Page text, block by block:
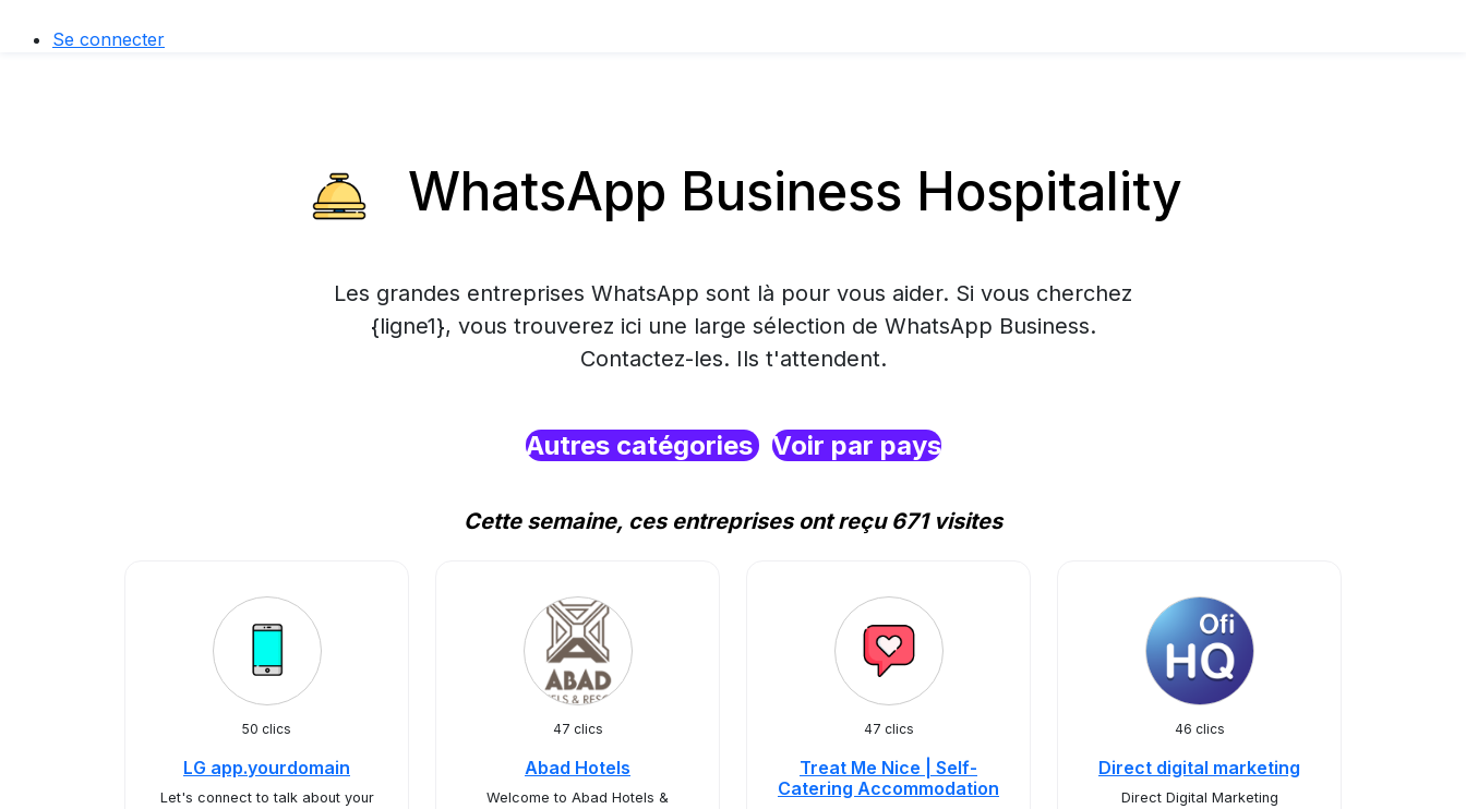
Se connecter
WhatsApp Business Hospitality
Les grandes entreprises WhatsApp sont là pour vous aider. Si vous cherchez
{ligne1}, vous trouverez ici une large sélection de WhatsApp Business.
Contactez-les. Ils t'attendent.
Autres catégories Voir par pays
Cette semaine, ces entreprises ont reçu 671 visites
50 clics
LG app.yourdomain
Let's connect to talk about your
47 clics
Abad Hotels
Welcome to Abad Hotels &
47 clics
Treat Me Nice | Self-
Catering Accommodation
46 clics
Direct digital marketing
Direct Digital Marketing